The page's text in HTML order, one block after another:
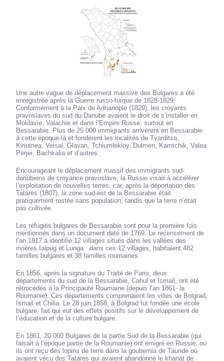
Une autre vague de déplacement massive des Bulgares a été
enregistrée après la Guerre russo-turque de 1828-1829.
Conformément à la Paix de Adrianople (1829), les croyants
pravoslaves du sud du Danube avaient le droit de s’installer en
Moldavie, Valachie et dans l’Empire Russe, surtout en
Bessarabie. Plus de 25 000 immigrants arrivèrent en Bessarabie
à cette époque-là et fondèrent les localités de Tvarditsa,
Kiriutnea, Veisal, Glavan, Tchiumlekioy, Dulmen, Kamtchik, Valea
Perjei, Bachkalia et d’autres.
Encourageant le déplacement massif des immigrants sud-
danubiens de croyance pravoslave, la Russie visait à accélérer
l’exploitation de nouvelles terres, car, après la déportation des
Tatares (1807), la zone sud-est de la Bessarabie était
pratiquement restée sans population, tandis que la terre n’était
pas cultivée.
Les réfugiés bulgares de Bessarabie sont pour la première fois
mentionnés dans un document daté de 1769. Le recensement de
l’an 1817 a identifié 12 villages situés dans les vallées des
rivières Ialpug et Lunga : dans ces 12 villages, habitaient 482
familles bulgares et 38 familles roumaines.
En 1856, après la signature du Traité de Paris, deux
départements du sud de la Bessarabie, Cahul et Ismail, ont été
rétrocédés à la Principauté Roumaine (depuis l’an 1861- la
Roumanie). Ces départements comprenaient les villes de Bolgrad,
Ismail et Chilia. Le 28 juin 1858, à Bolgrad fut fondée une école
bulgare, fait qui eut des effets positifs sur le développement de
l’éducation et de la culture bulgare.
En 1861, 20 000 Bulgares de la partie Sud de la Bessarabie (qui
faisait à l’époque partie de la Roumanie) ont émigré en Russie, où
ils ont reçu des lopins de terre dans la goubernia de Tauride où
avaient vécu des Tatares qui avaient abandonné le khanat de